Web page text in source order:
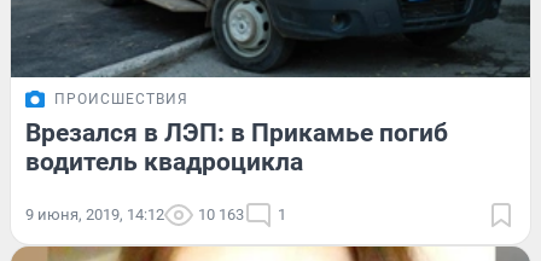
ПРОИСШЕСТВИЯ
Врезался в ЛЭП: в Прикамье погиб
водитель квадроцикла
9 июня, 2019, 14:12 10 163 1